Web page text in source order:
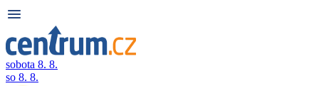
sobota 8. 8.
so 8. 8.